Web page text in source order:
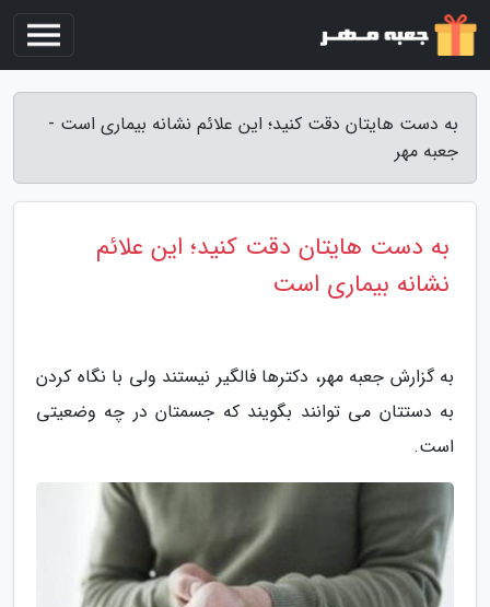
به دست هایتان دقت کنید؛ این علائم نشانه بیماری است -
جعبه مهر
به دست هایتان دقت کنید؛ این علائم
نشانه بیماری است
به گزارش جعبه مهر، دکترها فالگیر نیستند ولی با نگاه کردن
به دستتان می توانند بگویند که جسمتان در چه وضعیتی
است.